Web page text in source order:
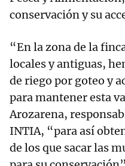
conservación y su
“En la zona de la
locales y antiguas,
de riego por goteo y
para mantener esta
Arozarena,
INTIA, “para así
de los que sacar las